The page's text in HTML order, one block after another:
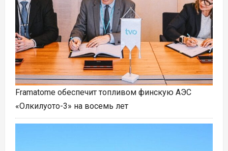
Framatome обеспечит топливом финскую АЭС
«Олкилуото-3» на восемь лет